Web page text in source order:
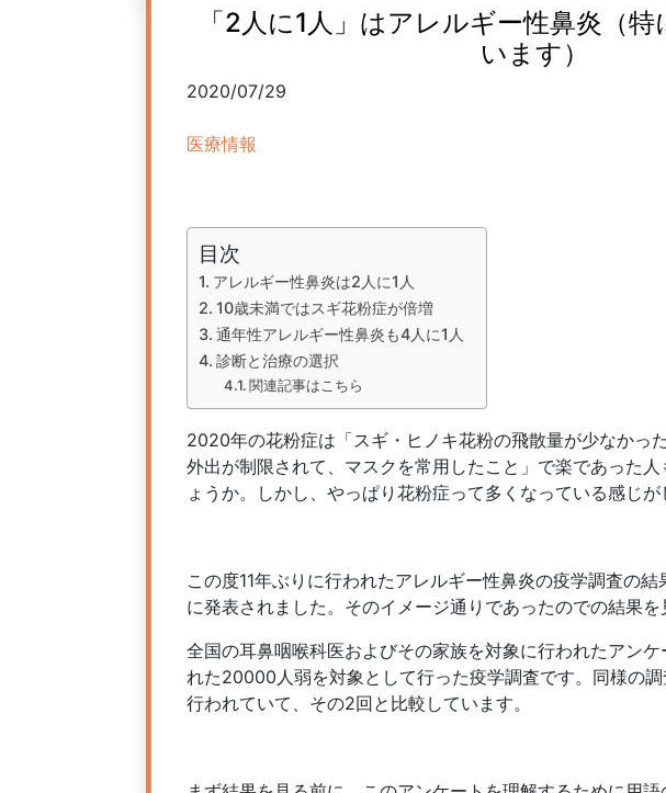
「2人に1人」はアレルギー性鼻炎（
います）
2020/07/29
医療情報
目次
アレルギー性鼻炎は2人に1人
10歳未満ではスギ花粉症が倍増
通年性アレルギー性鼻炎も4人に1人
診断と治療の選択
関連記事はこちら
2020年の花粉症は「スギ・ヒノキ花粉の飛散量が少なかっ
外出が制限されて、マスクを常用したこと」で楽であった
ょうか。しかし、やっぱり花粉症って多くなっている感じが
この度11年ぶりに行われたアレルギー性鼻炎の疫学調査の
に発表されました。そのイメージ通りであったのでの結果を
全国の耳鼻咽喉科医およびその家族を対象に行われたアン
れた20000人弱を対象として行った疫学調査です。同様の
行われていて、その2回と比較しています。